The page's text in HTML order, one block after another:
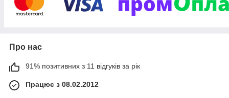
Про нас
91% позитивних з 11 відгуків за рік
Працює з 08.02.2012